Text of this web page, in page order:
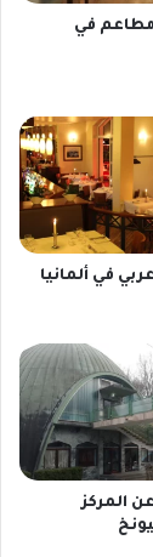
في
في ألمانيا
المركز